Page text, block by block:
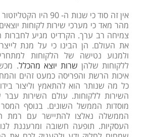
אין זה סוד כי שנות ה- 90
מהר מאד כי מערכי שירות לקוחות
צמיחה רב ערך. הקרדיט מגיע לחברות
את העולם. הן הבינו כי על מנת לייצר
ולמנוע נטישה של הלקוחות
ללקוחות שלהן שרות יוצא מהכלל.
איכות הרשת והפריסה כמעט זהים
כל מה שנותר הוא להתאמץ וליצור
השירות ללקוחות. עולם השירות
מוסדות הממשל השונים. בנוסף
הממשלה נאלצו להתיישר עם רמת
העסקיות. תופעה חשובה ומרעננת